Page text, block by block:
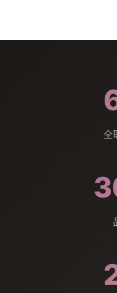
全